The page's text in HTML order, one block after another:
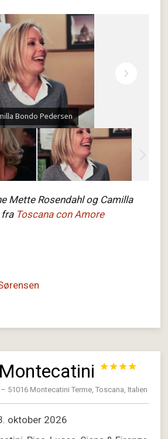
Bondo Pedersen
Mette Rosendahl og Camilla
fra Toscana con Amore




51016 Montecatini Terme, Toscana, Italien
oktober 2026